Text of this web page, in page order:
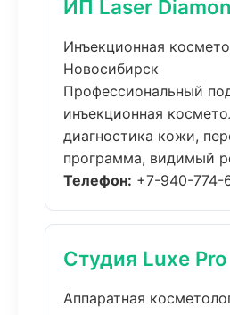
ИП Laser
Инъекционная
Новосибирск
Профессиональный
инъекционная
диагностика кожи,
программа, видимый
Телефон: +7-940-774-
Студия Luxe Pro
Аппаратная